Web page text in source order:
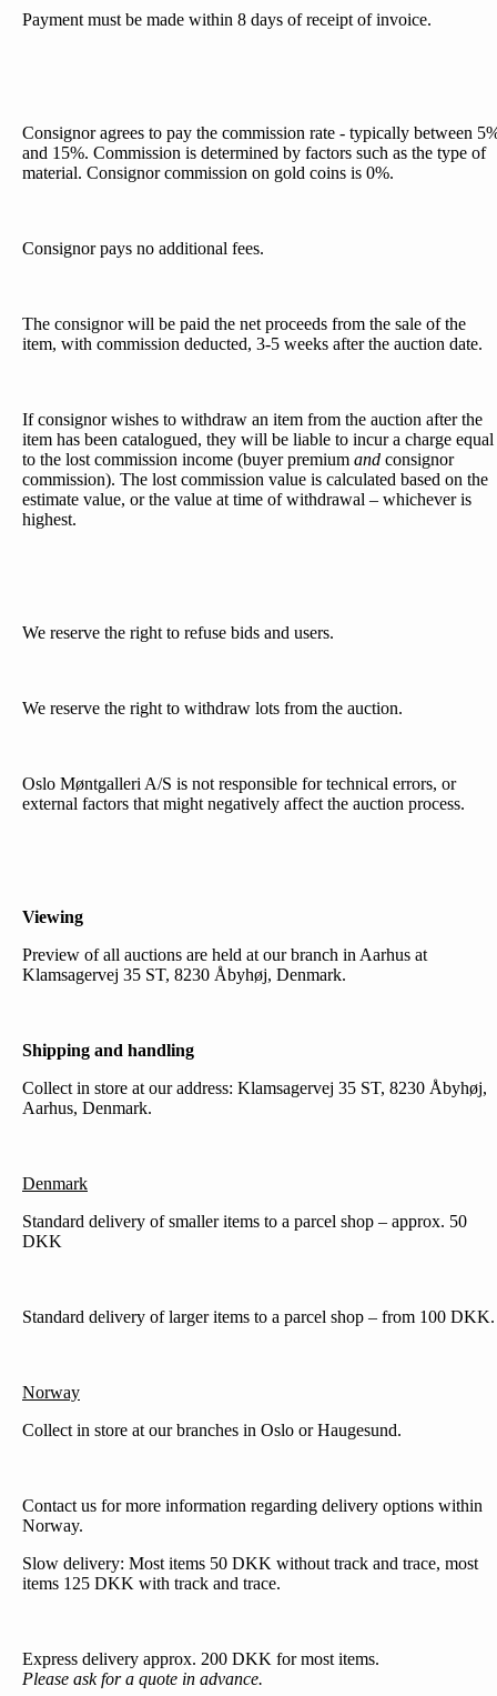
Payment must be made within 8 days of receipt of invoice.
Consignor agrees to pay the commission rate - typically between
and 15%. Commission is determined by factors such as the type of
material. Consignor commission on gold coins is 0%.
Consignor pays no additional fees.
The consignor will be paid the net proceeds from the sale of the
item, with commission deducted, 3-5 weeks after the auction date.
If consignor wishes to withdraw an item from the auction after the
item has been catalogued, they will be liable to incur a charge equal
to the lost commission income (buyer premium and consignor
commission). The lost commission value is calculated based on the
estimate value, or the value at time of withdrawal – whichever is
highest.
We reserve the right to refuse bids and users.
We reserve the right to withdraw lots from the auction.
Oslo Møntgalleri A/S is not responsible for technical errors, or
external factors that might negatively affect the auction process.
Viewing
Preview of all auctions are held at our branch in Aarhus at
Klamsagervej 35 ST, 8230 Åbyhøj, Denmark.
Shipping and handling
Collect in store at our address: Klamsagervej 35 ST, 8230 Åbyhøj,
Aarhus, Denmark.
Denmark
Standard delivery of smaller items to a parcel shop – approx. 50
DKK
Standard delivery of larger items to a parcel shop – from 100 DKK.
Norway
Collect in store at our branches in Oslo or Haugesund.
Contact us for more information regarding delivery options within
Norway.
Slow delivery: Most items 50 DKK without track and trace, most
items 125 DKK with track and trace.
Express delivery approx. 200 DKK for most items.
Please ask for a quote in advance.